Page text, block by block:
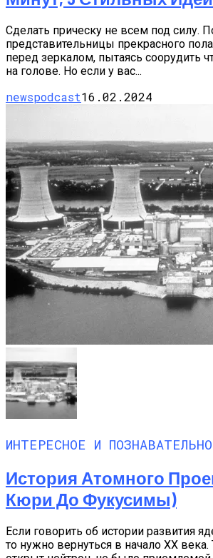
Сделать прическу не всем под силу.
представительницы прекрасного
перед зеркалом, пытаясь соорудить
на голове. Но если у вас...
newspodcast16.02.2024
ИНТЕРЕСНОЕ И
История Атомного
Кюри До Фукусимы)
Если говорить об истории развития
то нужно вернуться в начало XX